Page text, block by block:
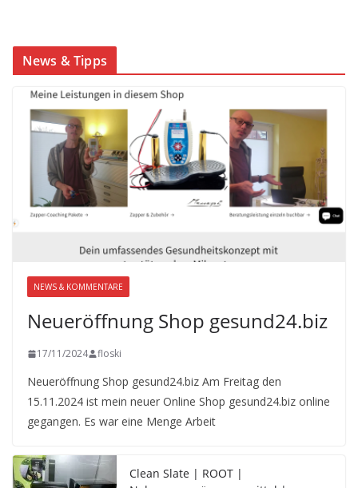
News & Tipps
NEWS & KOMMENTARE
Neueröffnung Shop gesund24.biz
17/11/2024 floski
Neueröffnung Shop gesund24.biz Am Freitag den
15.11.2024 ist mein neuer Online Shop gesund24.biz online
gegangen. Es war eine Menge Arbeit
Clean Slate | ROOT |